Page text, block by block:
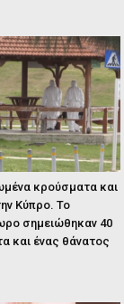
κρούσματα και
Κύπρο. Το
σημειώθηκαν 40
και ένας θάνατος